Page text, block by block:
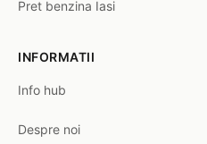
Pret benzina Iasi
INFORMATII
Info hub
Despre noi